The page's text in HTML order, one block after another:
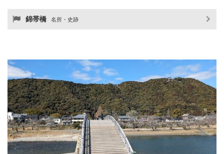
錦帯橋 名所・史跡